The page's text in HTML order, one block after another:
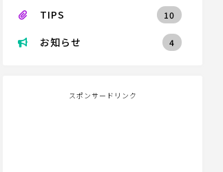
TIPS 10
お知らせ 4
スポンサードリンク